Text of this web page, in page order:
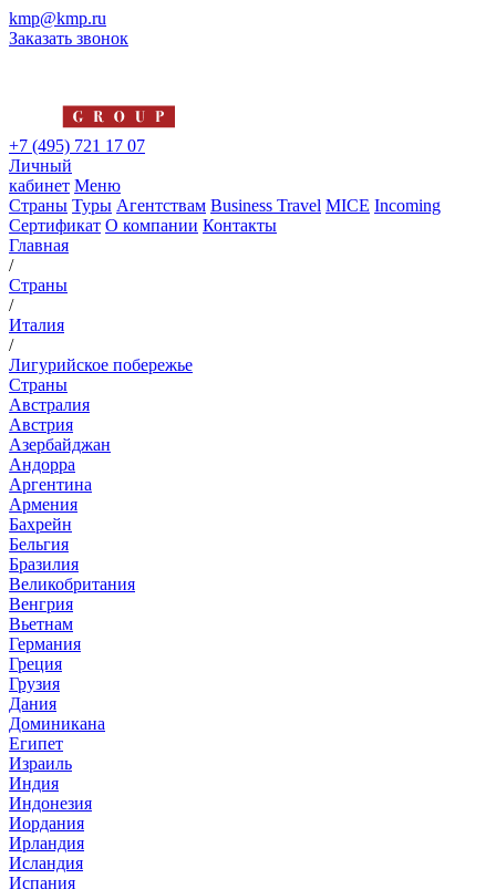
kmp@kmp.ru
Заказать звонок
+7 (495) 721 17 07
Личный
кабинет Меню
Страны Туры Агентствам Business Travel MICE Incoming
Сертификат О компании Контакты
Главная
/
Страны
/
Италия
/
Лигурийское побережье
Страны
Австралия
Австрия
Азербайджан
Андорра
Аргентина
Армения
Бахрейн
Бельгия
Бразилия
Великобритания
Венгрия
Вьетнам
Германия
Греция
Грузия
Дания
Доминикана
Египет
Израиль
Индия
Индонезия
Иордания
Ирландия
Исландия
Испания